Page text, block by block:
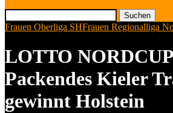
Suchen
Frauen Oberliga SHFrauen Regionalliga
LOTTO
Packendes Kieler
gewinnt Holstein